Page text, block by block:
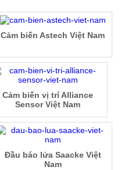
Cảm biến Astech Việt Nam
Cảm biến vị trí Alliance
Sensor Việt Nam
Đầu báo lửa Saacke Việt
Nam